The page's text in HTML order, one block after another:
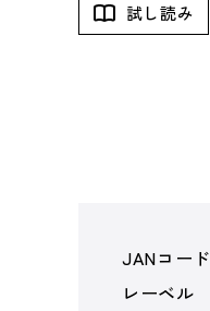
試し読み
JANコード
レーベル